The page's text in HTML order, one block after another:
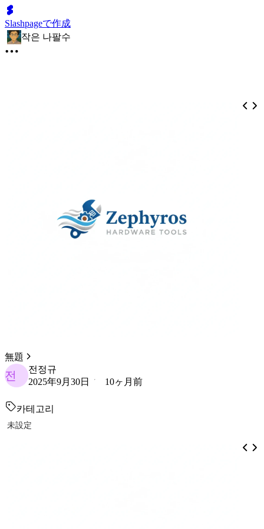
Slashpageで作成
작은 나팔수
無題
전
전정규
2025年9月30日
10ヶ月前
카테고리
未設定